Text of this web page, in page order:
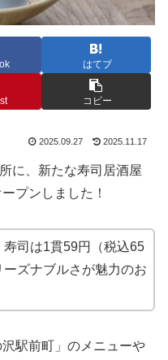
はてブ
コピー
2025.09.27 2025.11.17
に、新たな寿司居酒屋
プンしました！
司は1貫59円（税込65
ズナブルさが魅力のお
駅前町」のメニューや